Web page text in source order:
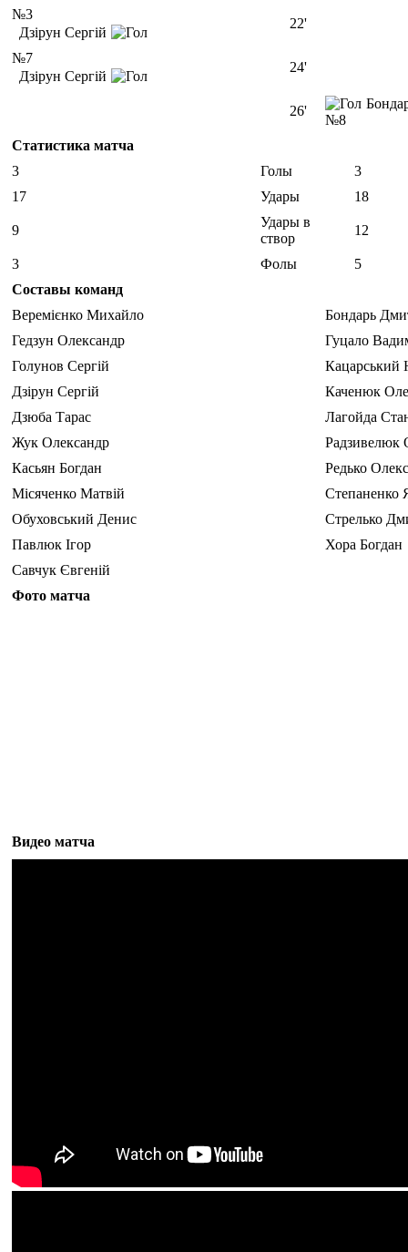
№3
Дзірун Сергій
22'
№7
Дзірун Сергій
24'
26'
№8
Статистика матча
3
Голы
3
17
Удары 18
9
Удары в
створ
12
3 Фолы
5
Составы команд
Веремієнко Михайло
Бондарь
Гедзун Олександр
Гуцало
Голунов Сергій
Кацарський
Дзірун Сергій
Каченюк
Дзюба Тарас
Лагойда
Жук Олександр
Радзивелюк
Касьян Богдан
Редько
Місяченко Матвій
Степаненко
Обуховський Денис
Стрелько
Павлюк Ігор
Хора Богдан
Савчук Євгеній
Фото матча
Видео матча